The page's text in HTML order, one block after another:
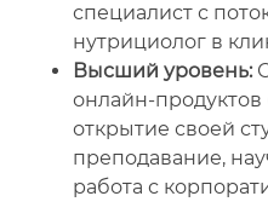
специалист с
нутрициолог в
Высший уровень:
онлайн-продуктов
открытие своей
преподавание,
работа с